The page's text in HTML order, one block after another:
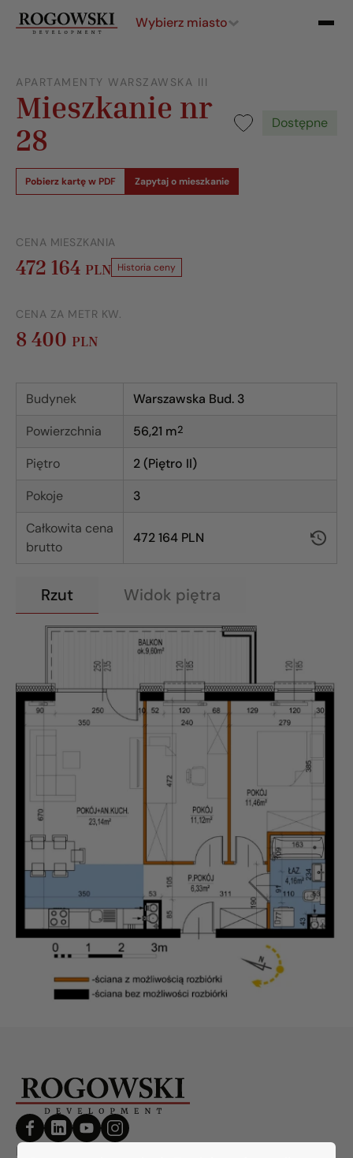
Wybierz miasto
APARTAMENTY WARSZAWSKA III
Mieszkanie nr
28
Dostępne
Pobierz kartę w PDF Zapytaj o mieszkanie
CENA MIESZKANIA
472 164 PLN Historia ceny
CENA ZA METR KW.
8 400 PLN
Budynek
Warszawska Bud. 3
Powierzchnia
56,21 m2
Piętro
2 (Piętro II)
Pokoje
3
Całkowita cena
brutto
472 164 PLN
Rzut Widok piętra
BIURO BIAŁYSTOK